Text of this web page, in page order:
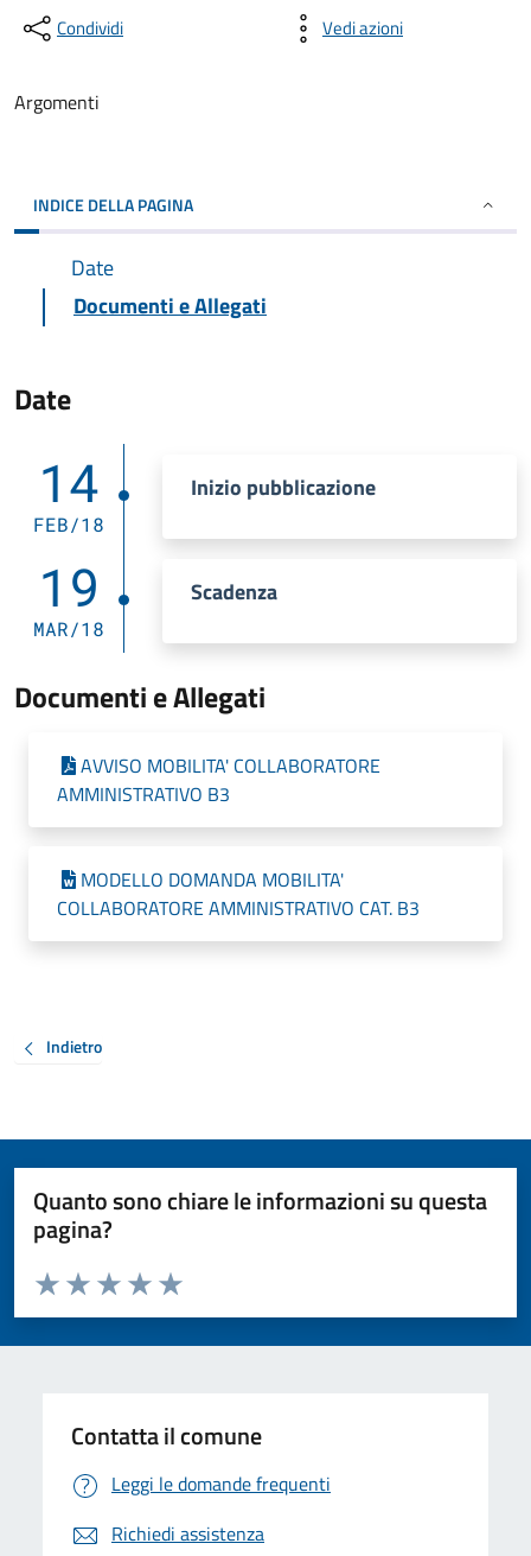
Condividi Vedi azioni
Argomenti
INDICE DELLA PAGINA
Date
Documenti e Allegati
Date
14
FEB/18
Inizio pubblicazione
19
MAR/18
Scadenza
Documenti e Allegati
AVVISO MOBILITA' COLLABORATORE
AMMINISTRATIVO B3
MODELLO DOMANDA MOBILITA'
COLLABORATORE AMMINISTRATIVO CAT. B3
Indietro
Quanto sono chiare le informazioni su questa
pagina?
Valuta da 1 a 5 stelle la pagina
Valuta 5 stelle su 5
Valuta 4 stelle su 5
Valuta 3 stelle su 5
Valuta 2 stelle su 5
Valuta 1 stelle su 5
Contatta il comune
Leggi le domande frequenti
Richiedi assistenza